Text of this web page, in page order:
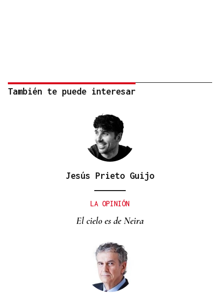
También te puede interesar
Jesús Prieto Guijo
LA OPINIÓN
El cielo es de Neira